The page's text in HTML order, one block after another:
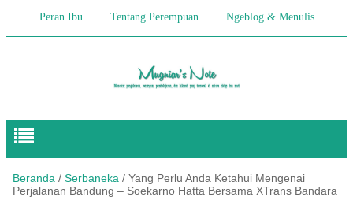
Peran Ibu Tentang Perempuan Ngeblog & Menulis
Pendidikan Anak
Beranda / Serbaneka / Yang Perlu Anda Ketahui Mengenai
Perjalanan Bandung – Soekarno Hatta Bersama XTrans Bandara